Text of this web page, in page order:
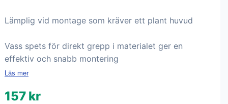
Lämplig vid montage som kräver ett plant huvud
Vass spets för direkt grepp i materialet ger en
effektiv och snabb montering
Läs mer
157 kr